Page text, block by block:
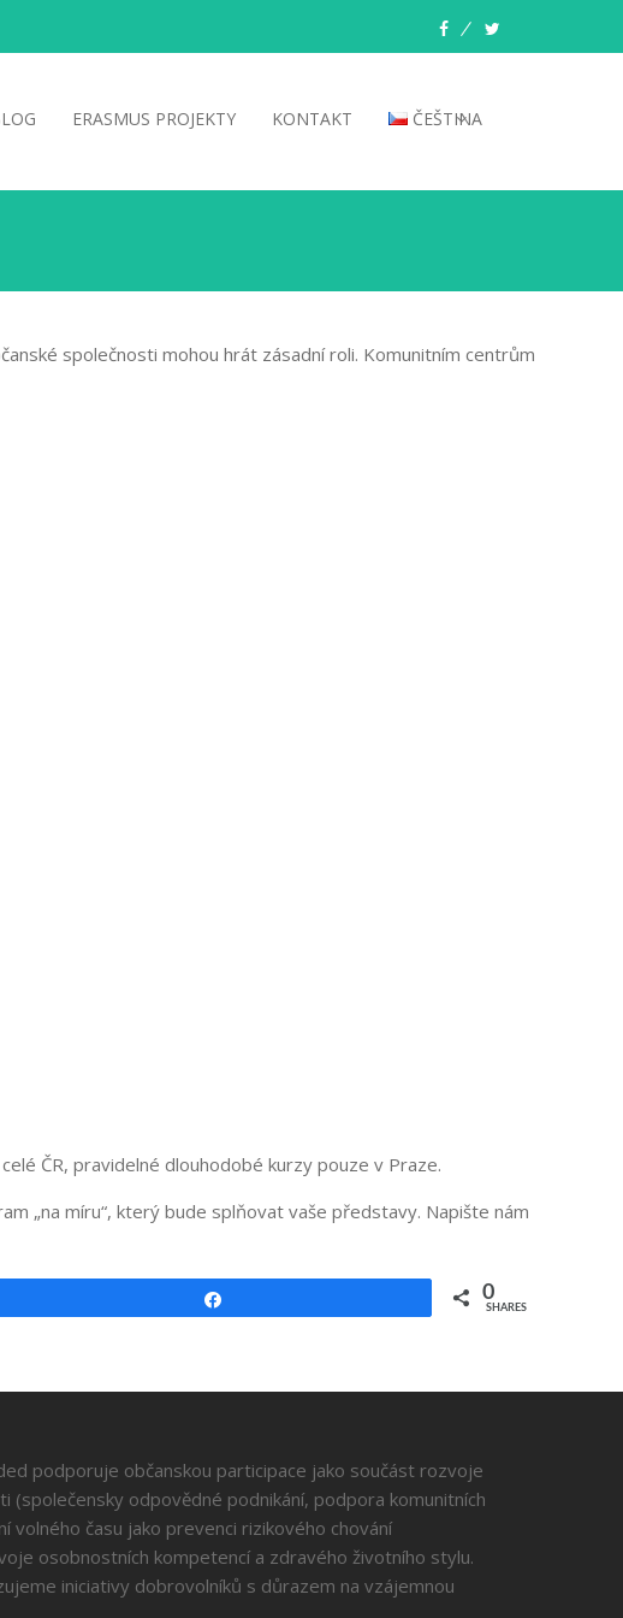
facebook
ERASMUS PROJEKTY KONTAKT ČEŠTINA
společnosti mohou hrát zásadní roli. Komunitním centrům
ČR, pravidelné dlouhodobé kurzy pouze v Praze.
„na míru“, který bude splňovat vaše představy. Napište nám
0
SHARES
podporuje občanskou participace jako součást rozvoje
(společensky odpovědné podnikání, podpora komunitních
volného času jako prevenci rizikového chování
osobnostních kompetencí a zdravého životního stylu.
iniciativy dobrovolníků s důrazem na vzájemnou